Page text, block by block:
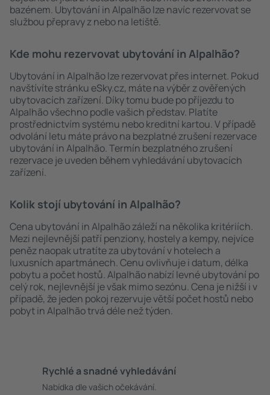
bazénem. Ubytování in Alpalhão lze navíc rezervovat se
službou přepravy z nebo na letiště.
Kde mohu rezervovat ubytování in Alpalhão?
Ubytování in Alpalhão lze rezervovat přes internet. Pokud
navštívíte stránku eSky.cz, máte na výběr z ověřených
ubytovacích zařízení. Díky tomu bude po příjezdu to
Alpalhão všechno podle vašich představ. Platíte
prostřednictvím systému nebo kreditní kartou. V případě
odvolání letu máte právo na bezplatné zrušení rezervace
ubytování in Alpalhão. Termín bezplatného zrušení
rezervace je uveden během vyhledávání ubytovacích
zařízení.
Kolik stojí ubytování in Alpalhão?
Cena ubytování in Alpalhão záleží na několika kritériích.
Mezi nejlevnější patří penziony, hostely a kempy, nejvíce
peněz naopak utratíte za ubytování v hotelech a
luxusních apartmánech. Cenu ovlivňuje i datum, délka
pobytu a počet hostů. Alpalhão nabízí levné ubytování po
celý rok, nejlevnější je však mimo sezónu. Cena je nižší i v
případě, že jeden pokoj rezervuje větší počet hostů nebo
pobyt in Alpalhão trvá déle než týden.
Rychlé a snadné vyhledávání
Nabídka dle vašich očekávání.